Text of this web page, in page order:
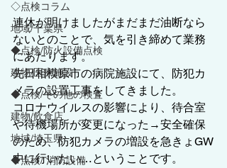
◇点検コラム
地域/千葉県
◆点検/防火設備点検
建物/医療施設
◆点検/その他の検査
建物/飲食店
地域/埼玉県
◆点検/ 消防設備
連休が明けましたがまだまだ油断なら
ないとのことで、気を引き締めて業務
にあたります。
先日相模原市の病院施設にて、防犯カ
メラの設置工事をしてきました。
コロナウイルスの影響により、待合室
や待機場所が変更になった→安全確保
のため、防犯カメラの増設を急きょGW
中に行いたい…ということです。